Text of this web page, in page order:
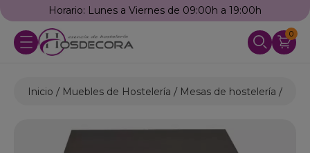
Horario: Lunes a Viernes de 09:00h a 19:00h
0
Inicio Muebles de Hostelería Mesas de hostelería